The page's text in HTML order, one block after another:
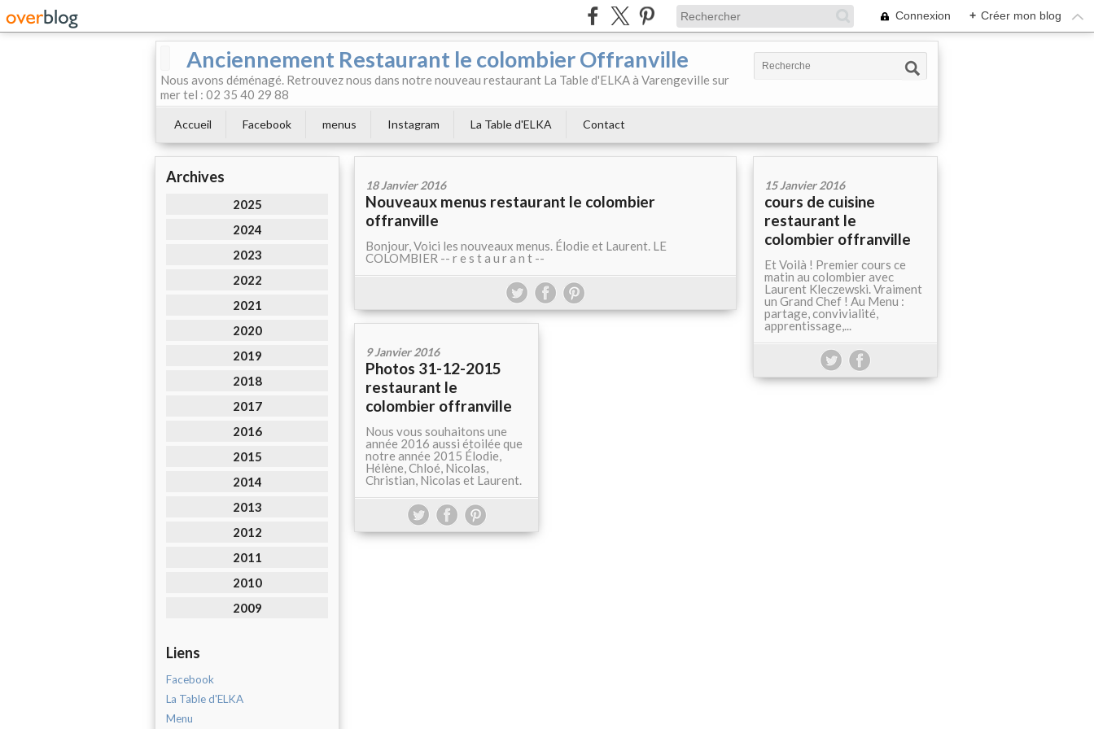
Connexion + Créer mon blog
Anciennement Restaurant le colombier Offranville
Nous avons déménagé. Retrouvez nous dans notre nouveau restaurant La Table d'ELKA à Varengeville sur
mer tel : 02 35 40 29 88
Accueil Facebook menus Instagram La Table d'ELKA Contact
Archives
2025
2024
2023
2022
2021
2020
2019
2018
2017
2016
2015
2014
2013
2012
2011
2010
2009
Liens
Facebook
La Table d'ELKA
Menu
18 Janvier 2016
Nouveaux menus restaurant le colombier
offranville
Bonjour, Voici les nouveaux menus. Élodie et Laurent. LE
COLOMBIER -- r e s t a u r a n t --
15 Janvier 2016
cours de cuisine
restaurant le
colombier offranville
Et Voilà ! Premier cours ce
matin au colombier avec
Laurent Kleczewski. Vraiment
un Grand Chef ! Au Menu :
partage, convivialité,
apprentissage,...
9 Janvier 2016
Photos 31-12-2015
restaurant le
colombier offranville
Nous vous souhaitons une
année 2016 aussi étoilée que
notre année 2015 Élodie,
Hélène, Chloé, Nicolas,
Christian, Nicolas et Laurent.